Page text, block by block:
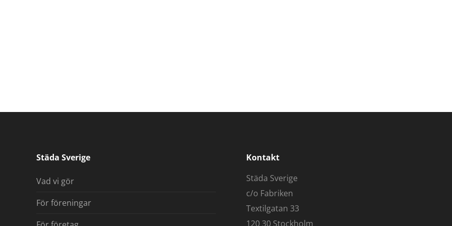
Städa Sverige
Vad vi gör
För föreningar
Kontakt
Städa Sverige
c/o Fabriken
Textilgatan 33
120 30 Stockholm